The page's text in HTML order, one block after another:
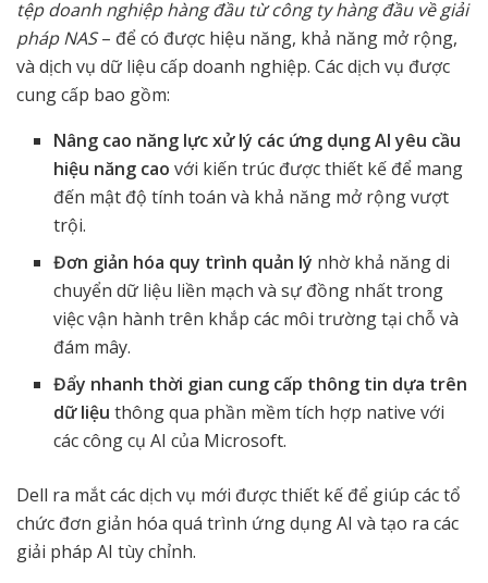
tệp doanh nghiệp hàng đầu từ công ty hàng đầu về giải
pháp NAS– để có được hiệu năng, khả năng mở rộng,
và dịch vụ dữ liệu cấp doanh nghiệp. Các dịch vụ được
cung cấp bao gồm:
Nâng cao năng lực xử lý các ứng dụng AI yêu cầu
hiệu năng cao với kiến trúc được thiết kế để mang
đến mật độ tính toán và khả năng mở rộng vượt
trội.
Đơn giản hóa quy trình quản lý nhờ khả năng di
chuyển dữ liệu liền mạch và sự đồng nhất trong
việc vận hành trên khắp các môi trường tại chỗ và
đám mây.
Đẩy nhanh thời gian cung cấp thông tin dựa trên
dữ liệu thông qua phần mềm tích hợp native với
các công cụ AI của Microsoft.
Dell ra mắt các dịch vụ mới được thiết kế để giúp các tổ
chức đơn giản hóa quá trình ứng dụng AI và tạo ra các
giải pháp AI tùy chỉnh.